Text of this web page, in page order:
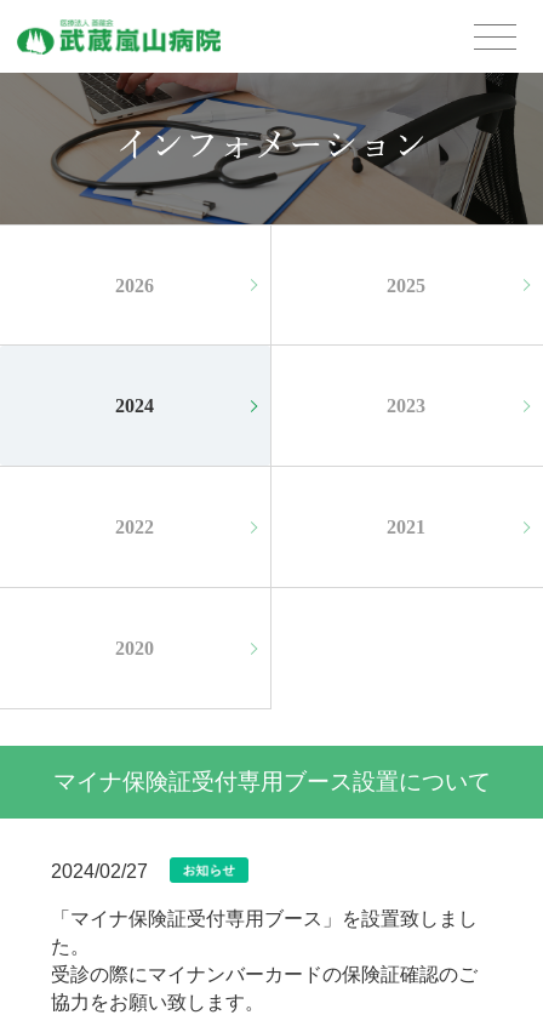
マイナ保険証受付専用ブース設置について
2024/02/27
「マイナ保険証受付専用ブース」を設置致しまし
た。
受診の際にマイナンバーカードの保険証確認のご
協力をお願い致します。
2026 2025
2024 2023
2022 2021
2020